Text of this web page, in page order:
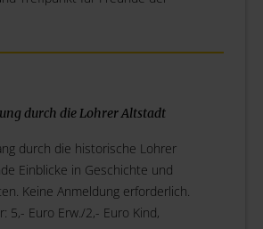
durch die Lohrer Altstadt
durch die historische Lohrer
Einblicke in Geschichte und
Keine Anmeldung erforderlich.
5,- Euro Erw./2,- Euro Kind,